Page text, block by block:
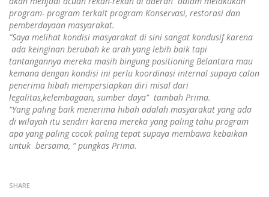
program- program terkait program Konservasi, restorasi dan
pemberdayaan masyarakat.
“Saya melihat kondisi masyarakat di sini sangat kondusif karena
ada keinginan berubah ke arah yang lebih baik tapi
tantangannya mereka masih bingung positioning Belantara mau
kemana dengan kondisi ini perlu koordinasi internal supaya calon
penerima hibah mempersiapkan diri misal dari
legalitas,kelembagaan, sumber daya” tambah Prima.
“Yang paling baik menerima hibah adalah masyarakat yang ada
di wilayah itu sendiri karena mereka yang paling tahu program
apa yang paling cocok paling tepat supaya membawa kebaikan
untuk bersama, ” pungkas Prima.
SHARE